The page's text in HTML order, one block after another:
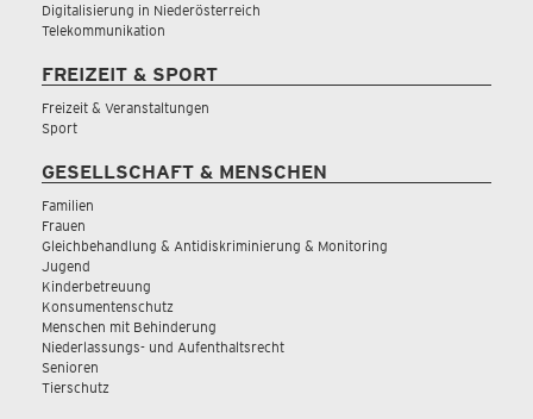
Digitalisierung in Niederösterreich
Telekommunikation
FREIZEIT & SPORT
Freizeit & Veranstaltungen
Sport
GESELLSCHAFT & MENSCHEN
Familien
Frauen
Gleichbehandlung & Antidiskriminierung & Monitoring
Jugend
Kinderbetreuung
Konsumentenschutz
Menschen mit Behinderung
Niederlassungs- und Aufenthaltsrecht
Senioren
Tierschutz